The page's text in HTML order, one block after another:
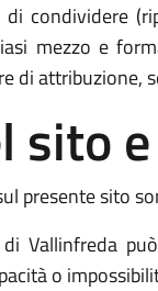
condividere
mezzo e
di attribuzione,
sito
presente sito
Vallinfreda
o